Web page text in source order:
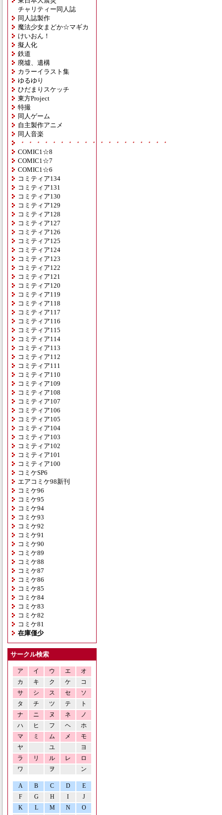
チャリティー同人誌
同人誌製作
魔法少女まどか☆マギカ
けいおん！
擬人化
鉄道
廃墟、遺構
カラーイラスト集
ゆるゆり
ひだまりスケッチ
東方Project
特撮
同人ゲーム
自主製作アニメ
同人音楽
・・・・・・・・・・・・・・・・・・・
COMIC1☆8
COMIC1☆7
COMIC1☆6
コミティア134
コミティア131
コミティア130
コミティア129
コミティア128
コミティア127
コミティア126
コミティア125
コミティア124
コミティア123
コミティア122
コミティア121
コミティア120
コミティア119
コミティア118
コミティア117
コミティア116
コミティア115
コミティア114
コミティア113
コミティア112
コミティア111
コミティア110
コミティア109
コミティア108
コミティア107
コミティア106
コミティア105
コミティア104
コミティア103
コミティア102
コミティア101
コミティア100
コミケSP6
エアコミケ98新刊
コミケ96
コミケ95
コミケ94
コミケ93
コミケ92
コミケ91
コミケ90
コミケ89
コミケ88
コミケ87
コミケ86
コミケ85
コミケ84
コミケ83
コミケ82
コミケ81
在庫僅少
サークル検索
ア イ ウ エ
オ
カ
キ ク ケ
コ
サ
シ ス セ
ソ
タ
チ ツ テ
ト
ナ
ニ ヌ ネ
ノ
ハ
ヒ フ ヘ
ホ
マ
ミ ム メ
モ
ヤ
ユ
ヨ
ラ
リ ル レ
ロ
ワ
ヲ ン
A B C D
E
F
G H I
J
K
L M N O